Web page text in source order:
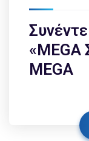
«MEGA
MEGA